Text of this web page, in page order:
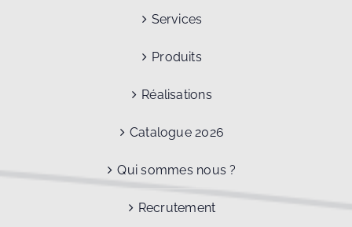
Services
Produits
Réalisations
Catalogue 2026
Qui sommes nous ?
Recrutement